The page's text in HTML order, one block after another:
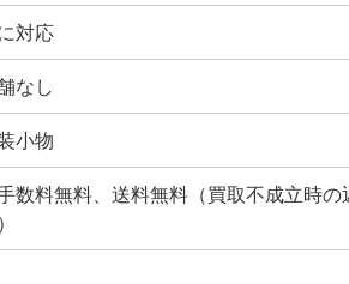
対応
なし
小物
数料無料、送料無料（買取不成立時の